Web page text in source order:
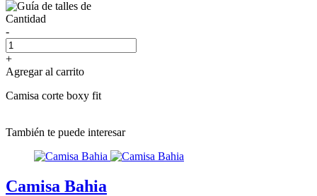
Cantidad
-
+
Agregar al carrito
Camisa corte boxy fit
También te puede interesar
Camisa Bahia